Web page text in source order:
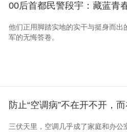
00后首都民警段宇：藏蓝青
他们正用脚踏实地的实干与挺身而
军的无悔答卷。
防止“空调病”不在开不开，
三伏天里，空调几乎成了家庭和办公